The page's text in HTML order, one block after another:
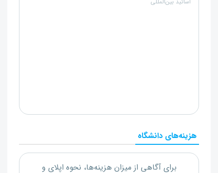
اساتید بین‌المللی
هزینه‌های دانشگاه
برای آگاهی از میزان هزینه‌ها، نحوه اپلای و